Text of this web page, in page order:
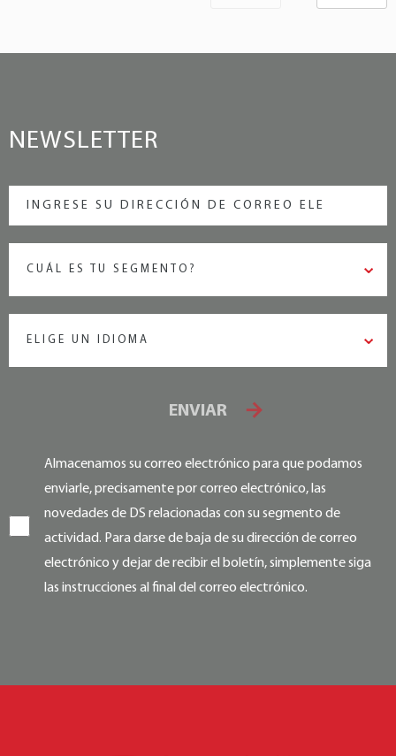
NEWSLETTER
CUÁL ES TU SEGMENTO?
ELIGE UN IDIOMA
ENVIAR
Almacenamos su correo electrónico para que podamos
enviarle, precisamente por correo electrónico, las
novedades de DS relacionadas con su segmento de
actividad. Para darse de baja de su dirección de correo
electrónico y dejar de recibir el boletín, simplemente siga
las instrucciones al final del correo electrónico.